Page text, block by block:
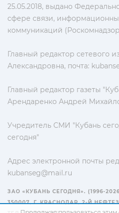
25.05.2018, выдано
сфере связи,
коммуникаций
Главный редактор сетевого
Александровна, почта:
Главный редактор газеты
Арендаренко Андрей
Учредитель СМИ "Кубань
сегодня"
Адрес электронной почты
kubanseg@mail.ru
ЗАО «КУБАНЬ СЕГОДНЯ». (1996-
350007, Г. КРАСНОДАР, 2-Й